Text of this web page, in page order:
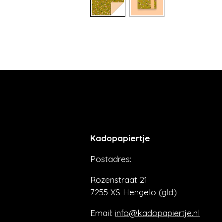
Kadopapiertje
Postadres:
Rozenstraat 21
7255 XS Hengelo (gld)
Email: info@kadopapiertje.nl